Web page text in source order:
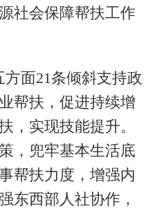
社会保障帮扶工作
方面21条倾斜支持政
帮扶，促进持续增
，实现技能提升。
，兜牢基本生活底
帮扶力度，增强内
东西部人社协作，